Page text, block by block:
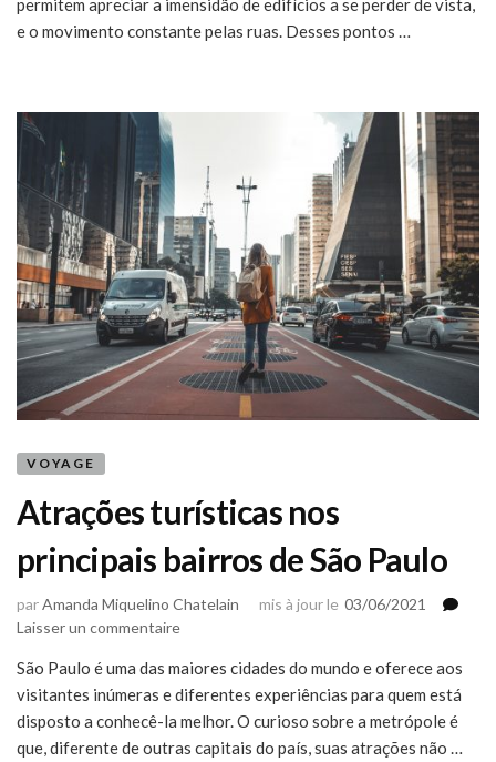
9
melhores
ângulos
e
do
alto
permitem apreciar a imensidão de edifícios a se perder de vista,
e o movimento constante pelas ruas. Desses pontos …
VOYAGE
Atrações turísticas nos
principais bairros de São Paulo
parAmanda Miquelino Chatelain mis à jour le 03/06/2021
Laisser un commentairesur
turísticas
nos
principais
bairros
São Paulo é uma das maiores cidades do mundo e oferece aos
visitantes inúmeras e diferentes experiências para quem está
disposto a conhecê-la melhor. O curioso sobre a metrópole é
que, diferente de outras capitais do país, suas atrações não …